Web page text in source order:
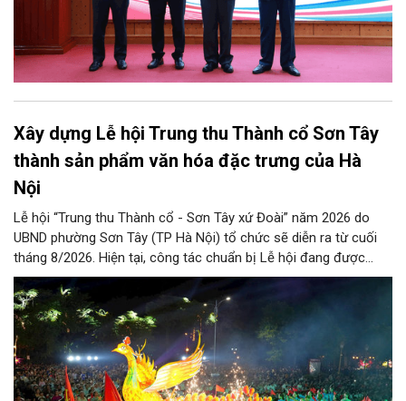
Xây dựng Lễ hội Trung thu Thành cổ Sơn Tây
thành sản phẩm văn hóa đặc trưng của Hà
Nội
Lễ hội “Trung thu Thành cổ - Sơn Tây xứ Đoài” năm 2026 do
UBND phường Sơn Tây (TP Hà Nội) tổ chức sẽ diễn ra từ cuối
tháng 8/2026. Hiện tại, công tác chuẩn bị Lễ hội đang được
chính quyền phường Sơn Tây cùng các phòng, ban, ngành, đơn
vị và 25 tổ dân phố khẩn trương triển khai, tạo khí thế sôi nổi,
sẵn sàng mang đến cho Nhân dân và du khách một mùa Trung
thu quy mô, đặc sắc và giàu bản sắc văn hóa xứ Đoài.